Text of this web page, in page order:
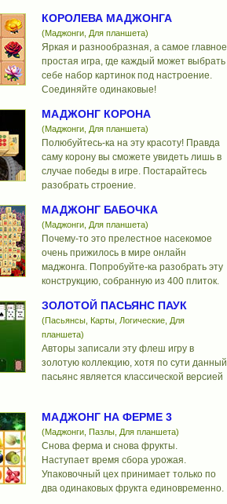
КОРОЛЕВА МАДЖОНГА
(Маджонги, Для планшета)
Яркая и разнообразная, а самое главное
простая игра, где каждый может выбрать
себе набор картинок под настроение.
Соединяйте одинаковые!
МАДЖОНГ КОРОНА
(Маджонги, Для планшета)
Полюбуйтесь-ка на эту красоту! Правда
саму корону вы сможете увидеть лишь в
случае победы в игре. Постарайтесь
разобрать строение.
МАДЖОНГ БАБОЧКА
(Маджонги, Для планшета)
Почему-то это прелестное насекомое
очень прижилось в мире онлайн
маджонга. Попробуйте-ка разобрать эту
конструкцию, собранную из 400 плиток.
ЗОЛОТОЙ ПАСЬЯНС ПАУК
(Пасьянсы, Карты, Логические, Для
планшета)
Авторы записали эту флеш игру в
золотую коллекцию, хотя по сути данный
пасьянс является классической версией
МАДЖОНГ НА ФЕРМЕ 3
(Маджонги, Пазлы, Для планшета)
Снова ферма и снова фрукты.
Наступает время сбора урожая.
Упаковочный цех принимает только по
два одинаковых фрукта единовременно.